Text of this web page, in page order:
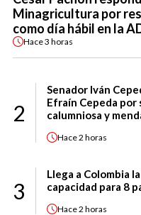
Minagricultura por
como día hábil en la
Hace3 horas
2
Senador Iván
Efraín Cepeda por
calumniosa y
Hace2 horas
3
Llega a Colombia
capacidad para 8
Hace2 horas